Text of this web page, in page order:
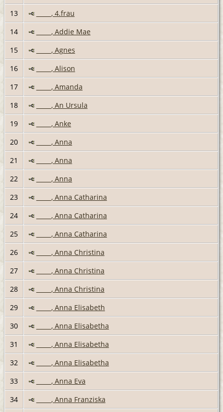
13
_____, 4.frau
14
_____, Addie Mae
15
_____, Agnes
16
_____, Alison
17
_____, Amanda
18
_____, An Ursula
19
_____, Anke
20
_____, Anna
21
_____, Anna
22
_____, Anna
23
_____, Anna Catharina
24
_____, Anna Catharina
25
_____, Anna Catharina
26
_____, Anna Christina
27
_____, Anna Christina
28
_____, Anna Christina
29
_____, Anna Elisabeth
30
_____, Anna Elisabetha
31
_____, Anna Elisabetha
32
_____, Anna Elisabetha
33
_____, Anna Eva
34
_____, Anna Franziska